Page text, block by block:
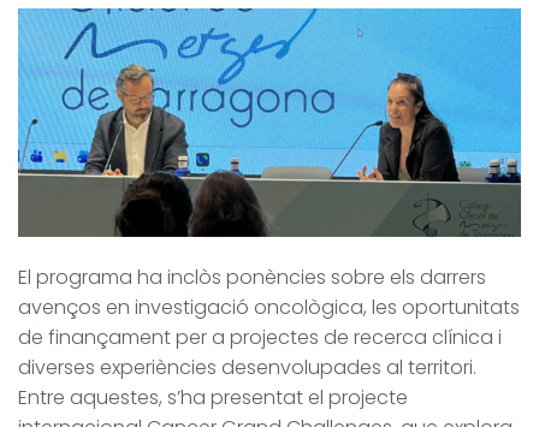
El programa ha inclòs ponències sobre els darrers
avenços en investigació oncològica, les oportunitats
de finançament per a projectes de recerca clínica i
diverses experiències desenvolupades al territori.
Entre aquestes, s’ha presentat el projecte